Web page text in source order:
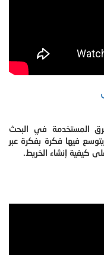
المستخدمة في البحث
فيها فكرة بفكرة عبر
كيفية إنشاء الخريط.